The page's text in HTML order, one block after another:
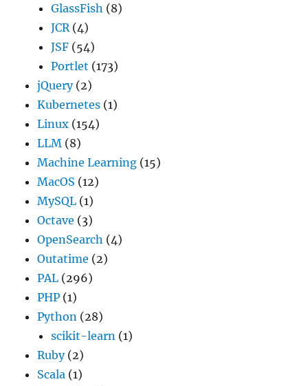
GlassFish (8)
JCR(4)
JSF (54)
Portlet (173)
jQuery(2)
Kubernetes (1)
Linux (154)
LLM (8)
Machine Learning (15)
MacOS (12)
MySQL (1)
Octave (3)
OpenSearch (4)
Outatime (2)
PAL (296)
PHP (1)
Python (28)
scikit-learn (1)
Ruby(2)
Scala (1)